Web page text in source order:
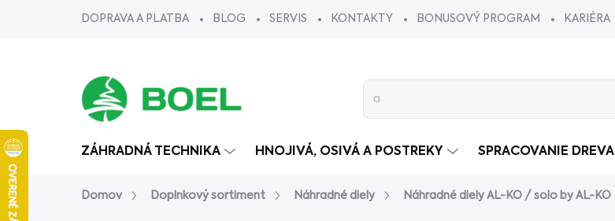
DOPRAVA A PLATBA BLOG SERVIS KONTAKTY BONUSOVÝ PROGRAM KARIÉRA
ZÁHRADNÁ TECHNIKA HNOJIVÁ, OSIVÁ A POSTREKY SPRACOVANIE DREVA
Domov Doplnkový sortiment Náhradné diely Náhradné diely AL-KO / solo by AL-KO